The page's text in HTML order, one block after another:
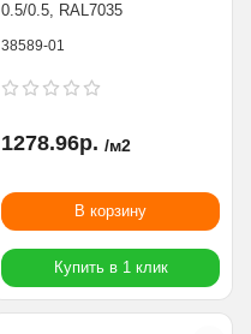
0.5/0.5, RAL7035
38589-01
1278.96р. /м2
В корзину
Купить в 1 клик